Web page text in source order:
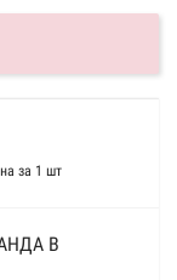
за 1 шт
В